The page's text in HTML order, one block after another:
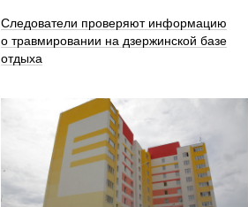
Следователи проверяют информацию
о травмировании на дзержинской базе
отдыха